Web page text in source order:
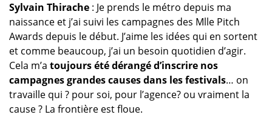
Sylvain Thirache: Je prends le métro depuis ma
naissance et j’ai suivi les campagnes des Mlle Pitch
Awards depuis le début. J’aime les idées qui en sortent
et comme beaucoup, j’ai un besoin quotidien d’agir.
Cela m’a toujours été dérangé d’inscrire nos
campagnes grandes causes dans les festivals… on
travaille qui ? pour soi, pour l’agence? ou vraiment la
cause ? La frontière est floue.